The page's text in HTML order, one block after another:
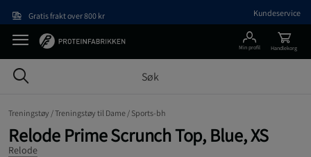
Gratis frakt over 800 kr Kundeservice
Min profil Handlekorg
Treningstøy /Treningstøy til Dame / Sports-bh
Relode Prime Scrunch Top, Blue, XS
Relode